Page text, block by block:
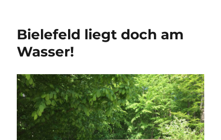
Bielefeld liegt doch am
Wasser!